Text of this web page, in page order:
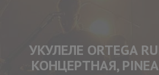
УКУЛЕЛЕ ORTEGA
КОНЦЕРТНАЯ,